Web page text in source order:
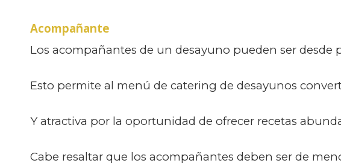
Acompañante
Los acompañantes de un desayuno pueden ser desde
Esto permite al menú de catering de desayunos
Y atractiva por la oportunidad de ofrecer recetas
Cabe resaltar que los acompañantes deben ser de